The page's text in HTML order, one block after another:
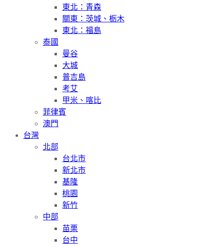
東北：青森
關東：茨城、栃木
東北：福島
泰國
曼谷
大城
普吉島
考艾
甲米、喀比
菲律賓
澳門
台灣
北部
台北市
新北市
基隆
桃園
新竹
中部
苗栗
台中